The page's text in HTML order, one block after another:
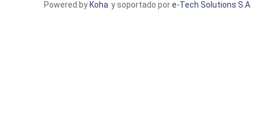
y soportado pore-Tech Solutions S.A
Powered by Koha